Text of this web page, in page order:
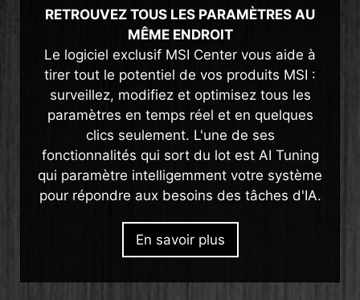
RETROUVEZ TOUS LES PARAMÈTRES AU
MÊME ENDROIT
Le logiciel exclusif MSI Center vous aide à
tirer tout le potentiel de vos produits MSI :
surveillez, modifiez et optimisez tous les
paramètres en temps réel et en quelques
clics seulement. L'une de ses
fonctionnalités qui sort du lot est AI Tuning
qui paramètre intelligemment votre système
pour répondre aux besoins des tâches d'IA.
En savoir plus